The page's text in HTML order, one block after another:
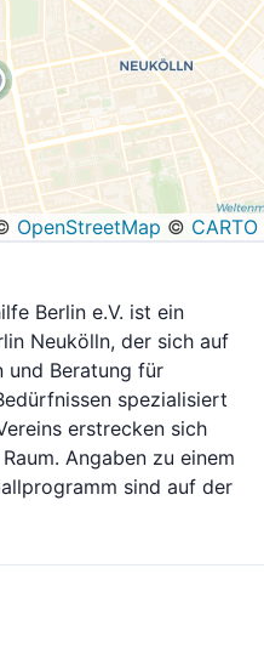
OpenStreetMap © CARTO
Berlin e.V. ist ein
Neukölln, der sich auf
und Beratung für
spezialisiert
erstrecken sich
Angaben zu einem
sind auf der